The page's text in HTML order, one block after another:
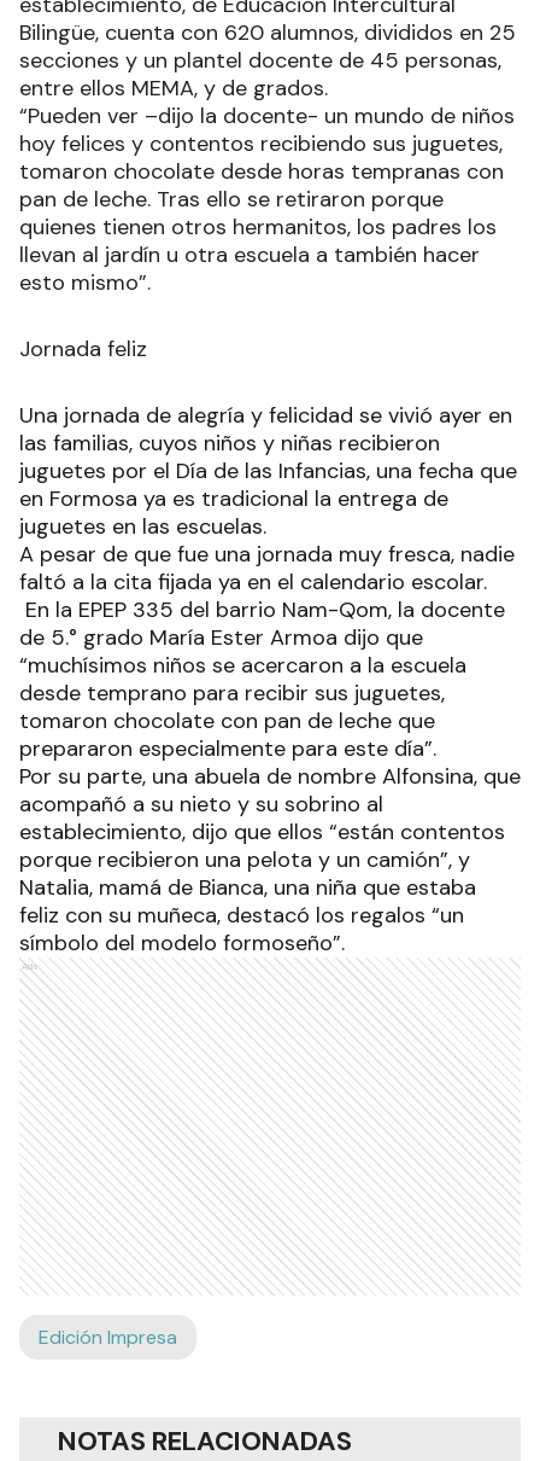
En la EPEP 335 Juan Carlos Arévalo del barrio
Nam-Qom, la directora María Susana Rojas contó
que la jornada se vivió con alegría y felicidad. El
establecimiento, de Educación Intercultural
Bilingüe, cuenta con 620 alumnos, divididos en 25
secciones y un plantel docente de 45 personas,
entre ellos MEMA, y de grados.
“Pueden ver –dijo la docente- un mundo de niños
hoy felices y contentos recibiendo sus juguetes,
tomaron chocolate desde horas tempranas con
pan de leche. Tras ello se retiraron porque
llevan al jardín u otra escuela a también hacer
Jornada feliz
Una jornada de alegría y felicidad se vivió ayer en
las familias, cuyos niños y niñas recibieron
juguetes por el Día de las Infancias, una fecha que
en Formosa ya es tradicional la entrega de
juguetes en las escuelas.
A pesar de que fue una jornada muy fresca, nadie
faltó a la cita fijada ya en el calendario escolar.
En la EPEP 335 del barrio Nam-Qom, la docente
de 5.° grado María Ester Armoa dijo que
“muchísimos niños se acercaron a la escuela
desde temprano para recibir sus juguetes,
tomaron chocolate con pan de leche que
prepararon especialmente para este día”.
Por su parte, una abuela de nombre Alfonsina, que
acompañó a su nieto y su sobrino al
establecimiento, dijo que ellos “están contentos
porque recibieron una pelota y un camión”, y
Natalia, mamá de Bianca, una niña que estaba
feliz con su muñeca, destacó los regalos “un
símbolo del modelo formoseño”.
Ads
Edición Impresa